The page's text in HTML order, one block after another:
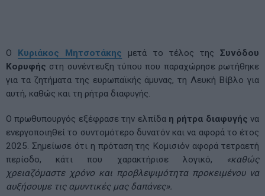
Ο Κυριάκος Μητσοτάκης μετά το τέλος τηςΣυνόδου
Κορυφής στη συνέντευξη τύπου που παραχώρησε ρωτήθηκε
για τα ζητήματα της ευρωπαϊκής άμυνας, τη Λευκή Βίβλο για
αυτή, καθώς και τη ρήτρα διαφυγής.
Ο πρωθυπουργός εξέφρασε την ελπίδα η ρήτρα διαφυγής να
ενεργοποιηθεί το συντομότερο δυνατόν και να αφορά το έτος
2025. Σημείωσε ότι η πρόταση της Κομισιόν αφορά τετραετή
περίοδο, κάτι που χαρακτήρισε λογικό,
«καθώς
χρειαζόμαστε χρόνο και προβλεψιμότητα προκειμένου να
αυξήσουμε τις αμυντικές μας δαπάνες».